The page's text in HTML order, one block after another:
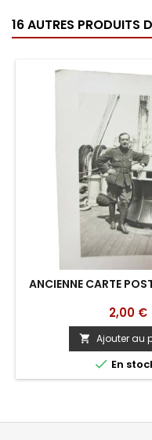
16 AUTRES PRODUITS
ANCIENNE CARTE
Prix
2,00 €
 Ajouter au
 En